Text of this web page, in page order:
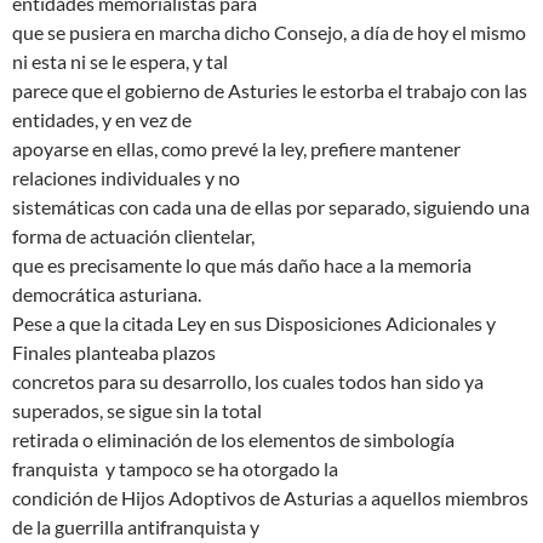
que se pusiera en marcha dicho Consejo, a día de hoy el mismo
ni esta ni se le espera, y tal
parece que el gobierno de Asturies le estorba el trabajo con las
entidades, y en vez de
apoyarse en ellas, como prevé la ley, prefiere mantener
relaciones individuales y no
sistemáticas con cada una de ellas por separado, siguiendo una
forma de actuación clientelar,
que es precisamente lo que más daño hace a la memoria
democrática asturiana.
Pese a que la citada Ley en sus Disposiciones Adicionales y
Finales planteaba plazos
concretos para su desarrollo, los cuales todos han sido ya
superados, se sigue sin la total
retirada o eliminación de los elementos de simbología
franquista y tampoco se ha otorgado la
condición de Hijos Adoptivos de Asturias a aquellos miembros
de la guerrilla antifranquista y